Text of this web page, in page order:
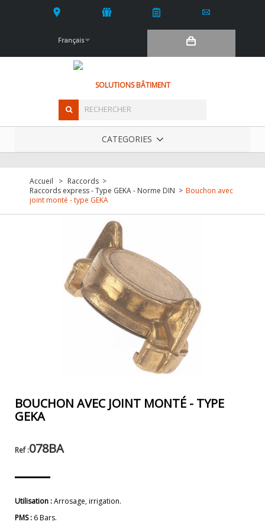
Français
SOLUTIONS BÂTIMENT
CATEGORIES
Accueil > Raccords >
Raccords express - Type GEKA - Norme DIN > Bouchon avec
joint monté - type GEKA
BOUCHON AVEC JOINT MONTÉ - TYPE
GEKA
Ref :078BA
Utilisation :Arrosage, irrigation.
PMS : 6 Bars.